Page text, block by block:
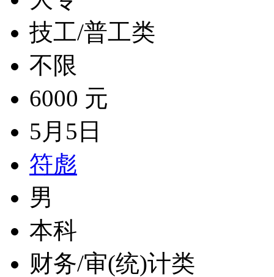
技工/普工类
不限
6000 元
5月5日
符彪
男
本科
财务/审(统)计类